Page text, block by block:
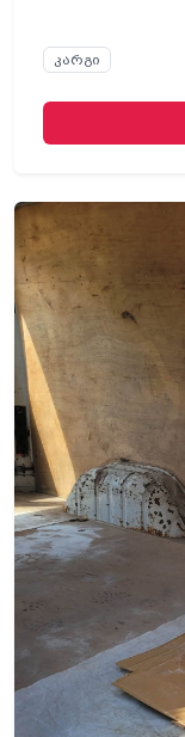
კარგი